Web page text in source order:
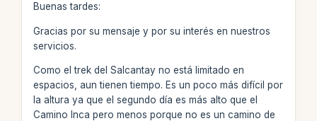
Buenas tardes:
Gracias por su mensaje y por su interés en nuestros
servicios.
Como el trek del Salcantay no está limitado en
espacios, aun tienen tiempo. Es un poco más difícil por
la altura ya que el segundo día es más alto que el
Camino Inca pero menos porque no es un camino de